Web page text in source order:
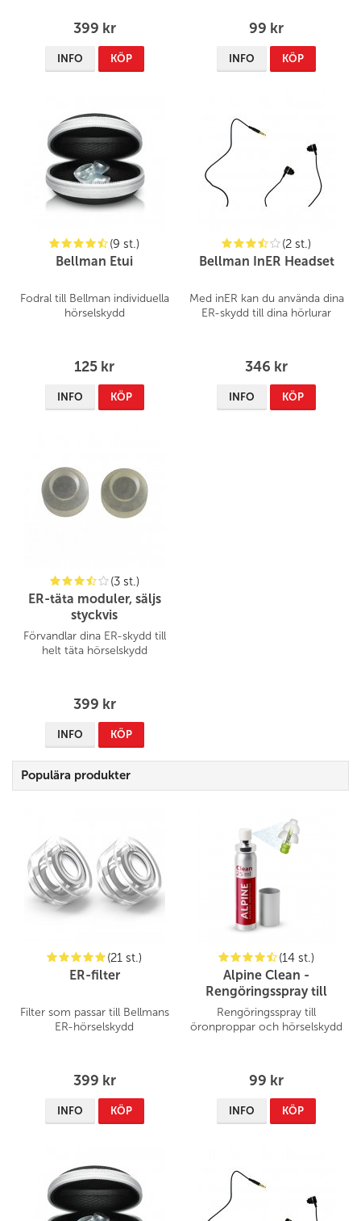
399 kr
INFO KÖP
99 kr
INFO KÖP
(9 st.)
Bellman Etui
Fodral till Bellman individuella
hörselskydd
125 kr
INFO KÖP
(2 st.)
Bellman InER Headset
Med inER kan du använda dina
ER-skydd till dina hörlurar
346 kr
INFO KÖP
(3 st.)
ER-täta moduler, säljs
styckvis
Förvandlar dina ER-skydd till
helt täta hörselskydd
399 kr
INFO KÖP
Populära produkter
(21 st.)
ER-filter
Filter som passar till Bellmans
ER-hörselskydd
399 kr
INFO KÖP
(14 st.)
Alpine Clean -
Rengöringsspray till
öronproppar
Rengöringsspray till
öronproppar och hörselskydd
99 kr
INFO KÖP